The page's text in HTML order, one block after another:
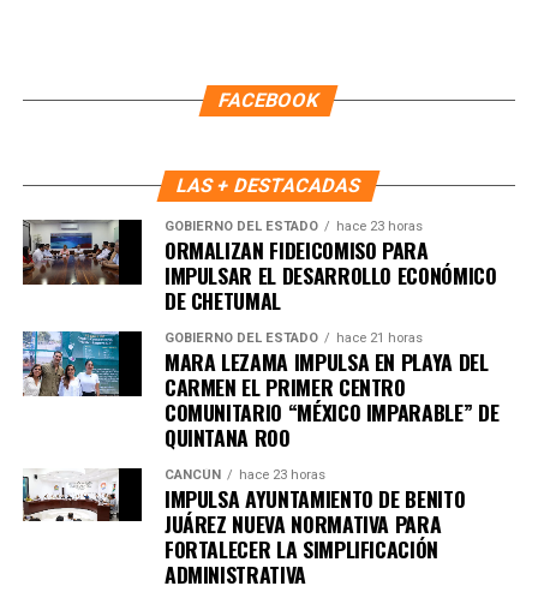
Recibe las noticias al instante
Únete al canal oficial de WhatsApp de
Quinto Podery recibe las noticias más
importantes de Quintana Roo directamente
en tu teléfono.
Unirme al canal de WhatsApp
FACEBOOK
LAS + DESTACADAS
GOBIERNO DEL ESTADO hace 23 horas
ORMALIZAN FIDEICOMISO PARA
IMPULSAR EL DESARROLLO ECONÓMICO
DE CHETUMAL
GOBIERNO DEL ESTADO hace 21 horas
MARA LEZAMA IMPULSA EN PLAYA DEL
CARMEN EL PRIMER CENTRO
COMUNITARIO “MÉXICO IMPARABLE” DE
QUINTANA ROO
CANCÚN hace 23 horas
IMPULSA AYUNTAMIENTO DE BENITO
JUÁREZ NUEVA NORMATIVA PARA
FORTALECER LA SIMPLIFICACIÓN
ADMINISTRATIVA